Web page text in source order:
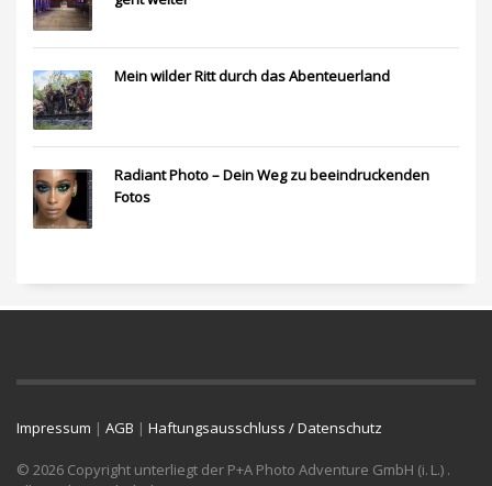
Mein wilder Ritt durch das Abenteuerland
Radiant Photo – Dein Weg zu beeindruckenden
Fotos
Impressum | AGB | Haftungsausschluss / Datenschutz
© 2026 Copyright unterliegt der P+A Photo Adventure GmbH (i. L.) .